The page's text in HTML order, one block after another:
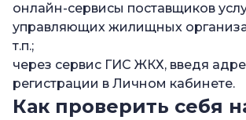
онлайн-сервисы поставщиков
управляющих жилищных
т.п.;
через сервис ГИС ЖКХ, введя
регистрации в Личном кабинете.
Как проверить себя